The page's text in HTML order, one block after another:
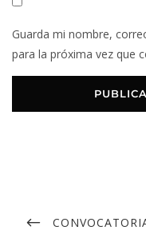
Guarda mi nombre,
para la próxima vez que